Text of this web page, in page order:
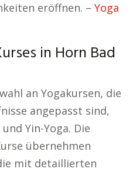
eröffnen. – Yoga
in Horn Bad
an Yogakursen, die
angepasst sind,
Yin-Yoga. Die
übernehmen
mit detaillierten